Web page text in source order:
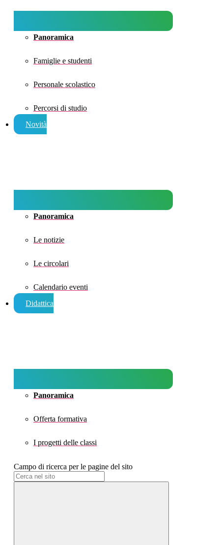
Panoramica
Famiglie e studenti
Personale scolastico
Percorsi di studio
Novità
Panoramica
Le notizie
Le circolari
Calendario eventi
Didattica
Panoramica
Offerta formativa
I progetti delle classi
Campo di ricerca per le pagine del sito